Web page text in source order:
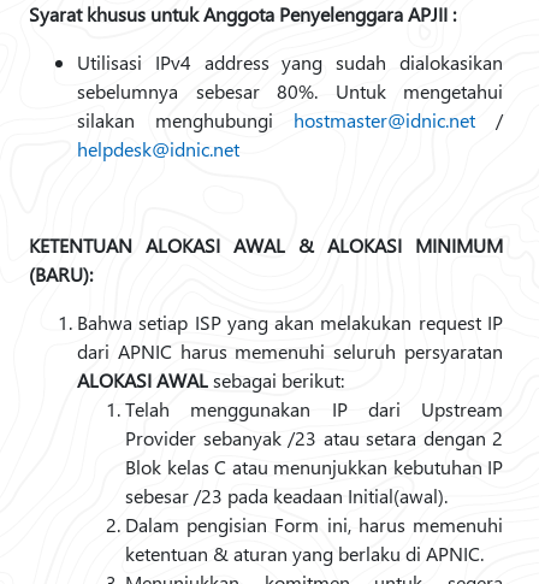
Syarat khusus untuk Anggota Penyelenggara APJII :
Utilisasi IPv4 address yang sudah dialokasikan
sebelumnya sebesar 80%. Untuk mengetahui
silakan menghubungi hostmaster@idnic.net /
helpdesk@idnic.net
KETENTUAN ALOKASI AWAL & ALOKASI MINIMUM
(BARU):
Bahwa setiap ISP yang akan melakukan request IP
dari APNIC harus memenuhi seluruh persyaratan
ALOKASI AWALsebagai berikut:
Telah menggunakan IP dari Upstream
Provider sebanyak /23 atau setara dengan 2
Blok kelas C atau menunjukkan kebutuhan IP
sebesar /23 pada keadaan Initial(awal).
Dalam pengisian Form ini, harus memenuhi
ketentuan & aturan yang berlaku di APNIC.